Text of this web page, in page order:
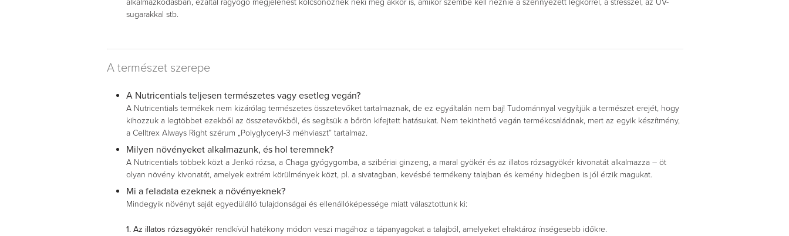
alkalmazkodásban, ezáltal ragyogó megjelenést kölcsönöznek neki még akkor is, amikor szembe kell néznie a szennyezett légkörrel, a stresszel, az UV-
sugarakkal stb.
A természet szerepe
A Nutricentials teljesen természetes vagy esetleg vegán?
A Nutricentials termékek nem kizárólag természetes összetevőket tartalmaznak, de ez egyáltalán nem baj! Tudománnyal vegyítjük a természet erejét, hogy
kihozzuk a legtöbbet ezekből az összetevőkből, és segítsük a bőrön kifejtett hatásukat. Nem tekinthető vegán termékcsaládnak, mert az egyik készítmény,
a Celltrex Always Right szérum „Polyglyceryl-3 méhviaszt” tartalmaz.
Milyen növényeket alkalmazunk, és hol teremnek?
A Nutricentials többek közt a Jerikó rózsa, a Chaga gyógygomba, a szibériai ginzeng, a maral gyökér és az illatos rózsagyökér kivonatát alkalmazza – öt
olyan növény kivonatát, amelyek extrém körülmények közt, pl. a sivatagban, kevésbé termékeny talajban és kemény hidegben is jól érzik magukat.
Mi a feladata ezeknek a növényeknek?
Mindegyik növényt saját egyedülálló tulajdonságai és ellenállóképessége miatt választottunk ki:
1. Az illatos rózsagyökér rendkívül hatékony módon veszi magához a tápanyagokat a talajból, amelyeket elraktároz ínségesebb időkre.